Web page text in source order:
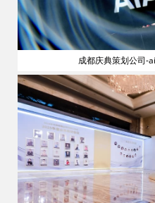
成都庆典策划公司-